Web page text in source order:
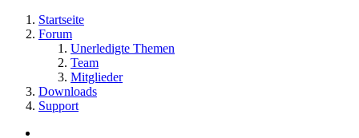
Startseite
Forum
Unerledigte Themen
Team
Mitglieder
Downloads
Support